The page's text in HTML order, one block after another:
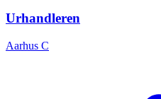
Urhandleren
Aarhus C